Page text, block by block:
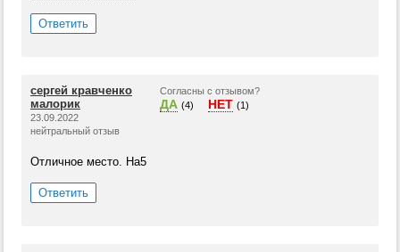
Ответить
сергей кравченко
малорик
23.09.2022
нейтральный отзыв
Согласны с отзывом?
ДА (4) НЕТ (1)
Отличное место. На5
Ответить